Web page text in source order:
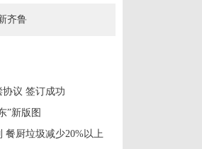
齐鲁
议 签订成功
”新版图
餐厨垃圾减少20%以上